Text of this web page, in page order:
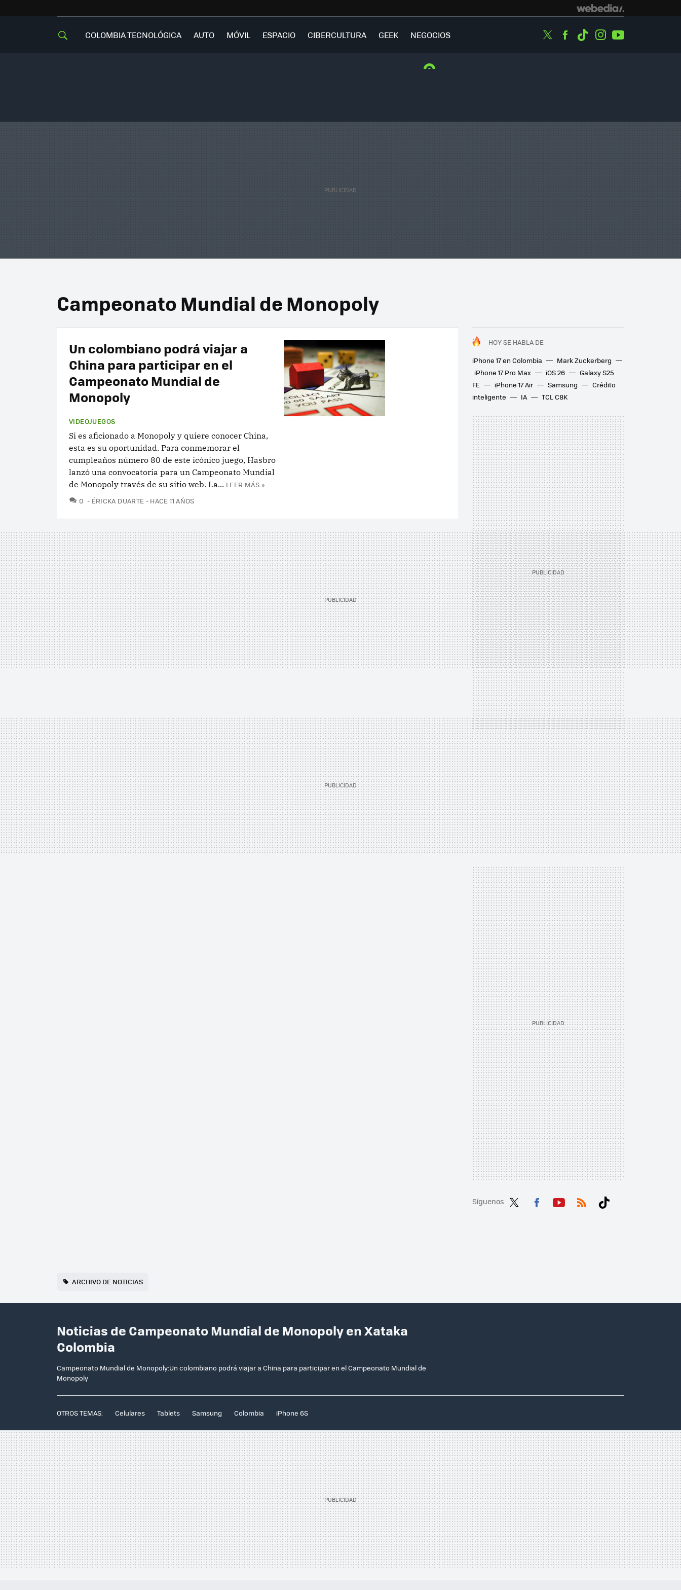
COLOMBIA TECNOLÓGICA AUTO MÓVIL ESPACIO CIBERCULTURA GEEK NEGOCIOS TwitterFacebook
TiktokInstagram
Campeonato Mundial de Monopoly
HOY SE HABLA DE
iPhone 17 en Colombia
Mark Zuckerberg
iPhone 17 Pro Max
iOS 26
Galaxy S25
FE
iPhone 17 Air Samsung
Crédito
inteligente
IA TCL C8K
Un colombiano podrá viajar a
China para participar en el
Campeonato Mundial de
Monopoly
VIDEOJUEGOS
Si es aficionado a Monopoly y quiere conocer China,
esta es su oportunidad. Para conmemorar el
cumpleaños número 80 de este icónico juego, Hasbro
lanzó una convocatoria para un Campeonato Mundial
de Monopoly través de su sitio web. La... LEER MÁS »
0 COMENTARIOS
ÉRICKA DUARTE HACE 11 AÑOS
Síguenos
ARCHIVO DE NOTICIAS
Noticias de Campeonato Mundial de Monopoly en Xataka
Colombia
Campeonato Mundial de Monopoly:Un colombiano podrá viajar a China para participar en el Campeonato Mundial de
Monopoly
OTROS TEMAS: Celulares Tablets Samsung Colombia iPhone 6S